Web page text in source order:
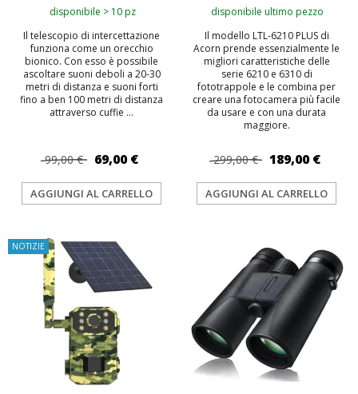
disponibile > 10 pz
Il telescopio di intercettazione
funziona come un orecchio
bionico. Con esso è possibile
ascoltare suoni deboli a 20-30
metri di distanza e suoni forti
fino a ben 100 metri di distanza
attraverso cuffie ...
99,00 € 69,00 €
AGGIUNGI AL CARRELLO
disponibile ultimo pezzo
Il modello LTL-6210 PLUS di
Acorn prende essenzialmente le
migliori caratteristiche delle
serie 6210 e 6310 di
fototrappole e le combina per
creare una fotocamera più facile
da usare e con una durata
maggiore.
299,00 € 189,00 €
AGGIUNGI AL CARRELLO
NOTIZIE